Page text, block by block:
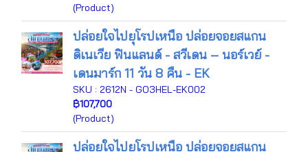
(Product)
ปล่อยใจไปยุโรปเหนือ ปล่อยจอยสแกน
ดิเนเวีย ฟินแลนด์ - สวีเดน – นอร์เวย์ -
เดนมาร์ก 11 วัน 8 คืน - EK
SKU : 2612N - GO3HEL-EK002
฿107,700
(Product)
ปล่อยใจไปยุโรปเหนือ ปล่อยจอยสแกน